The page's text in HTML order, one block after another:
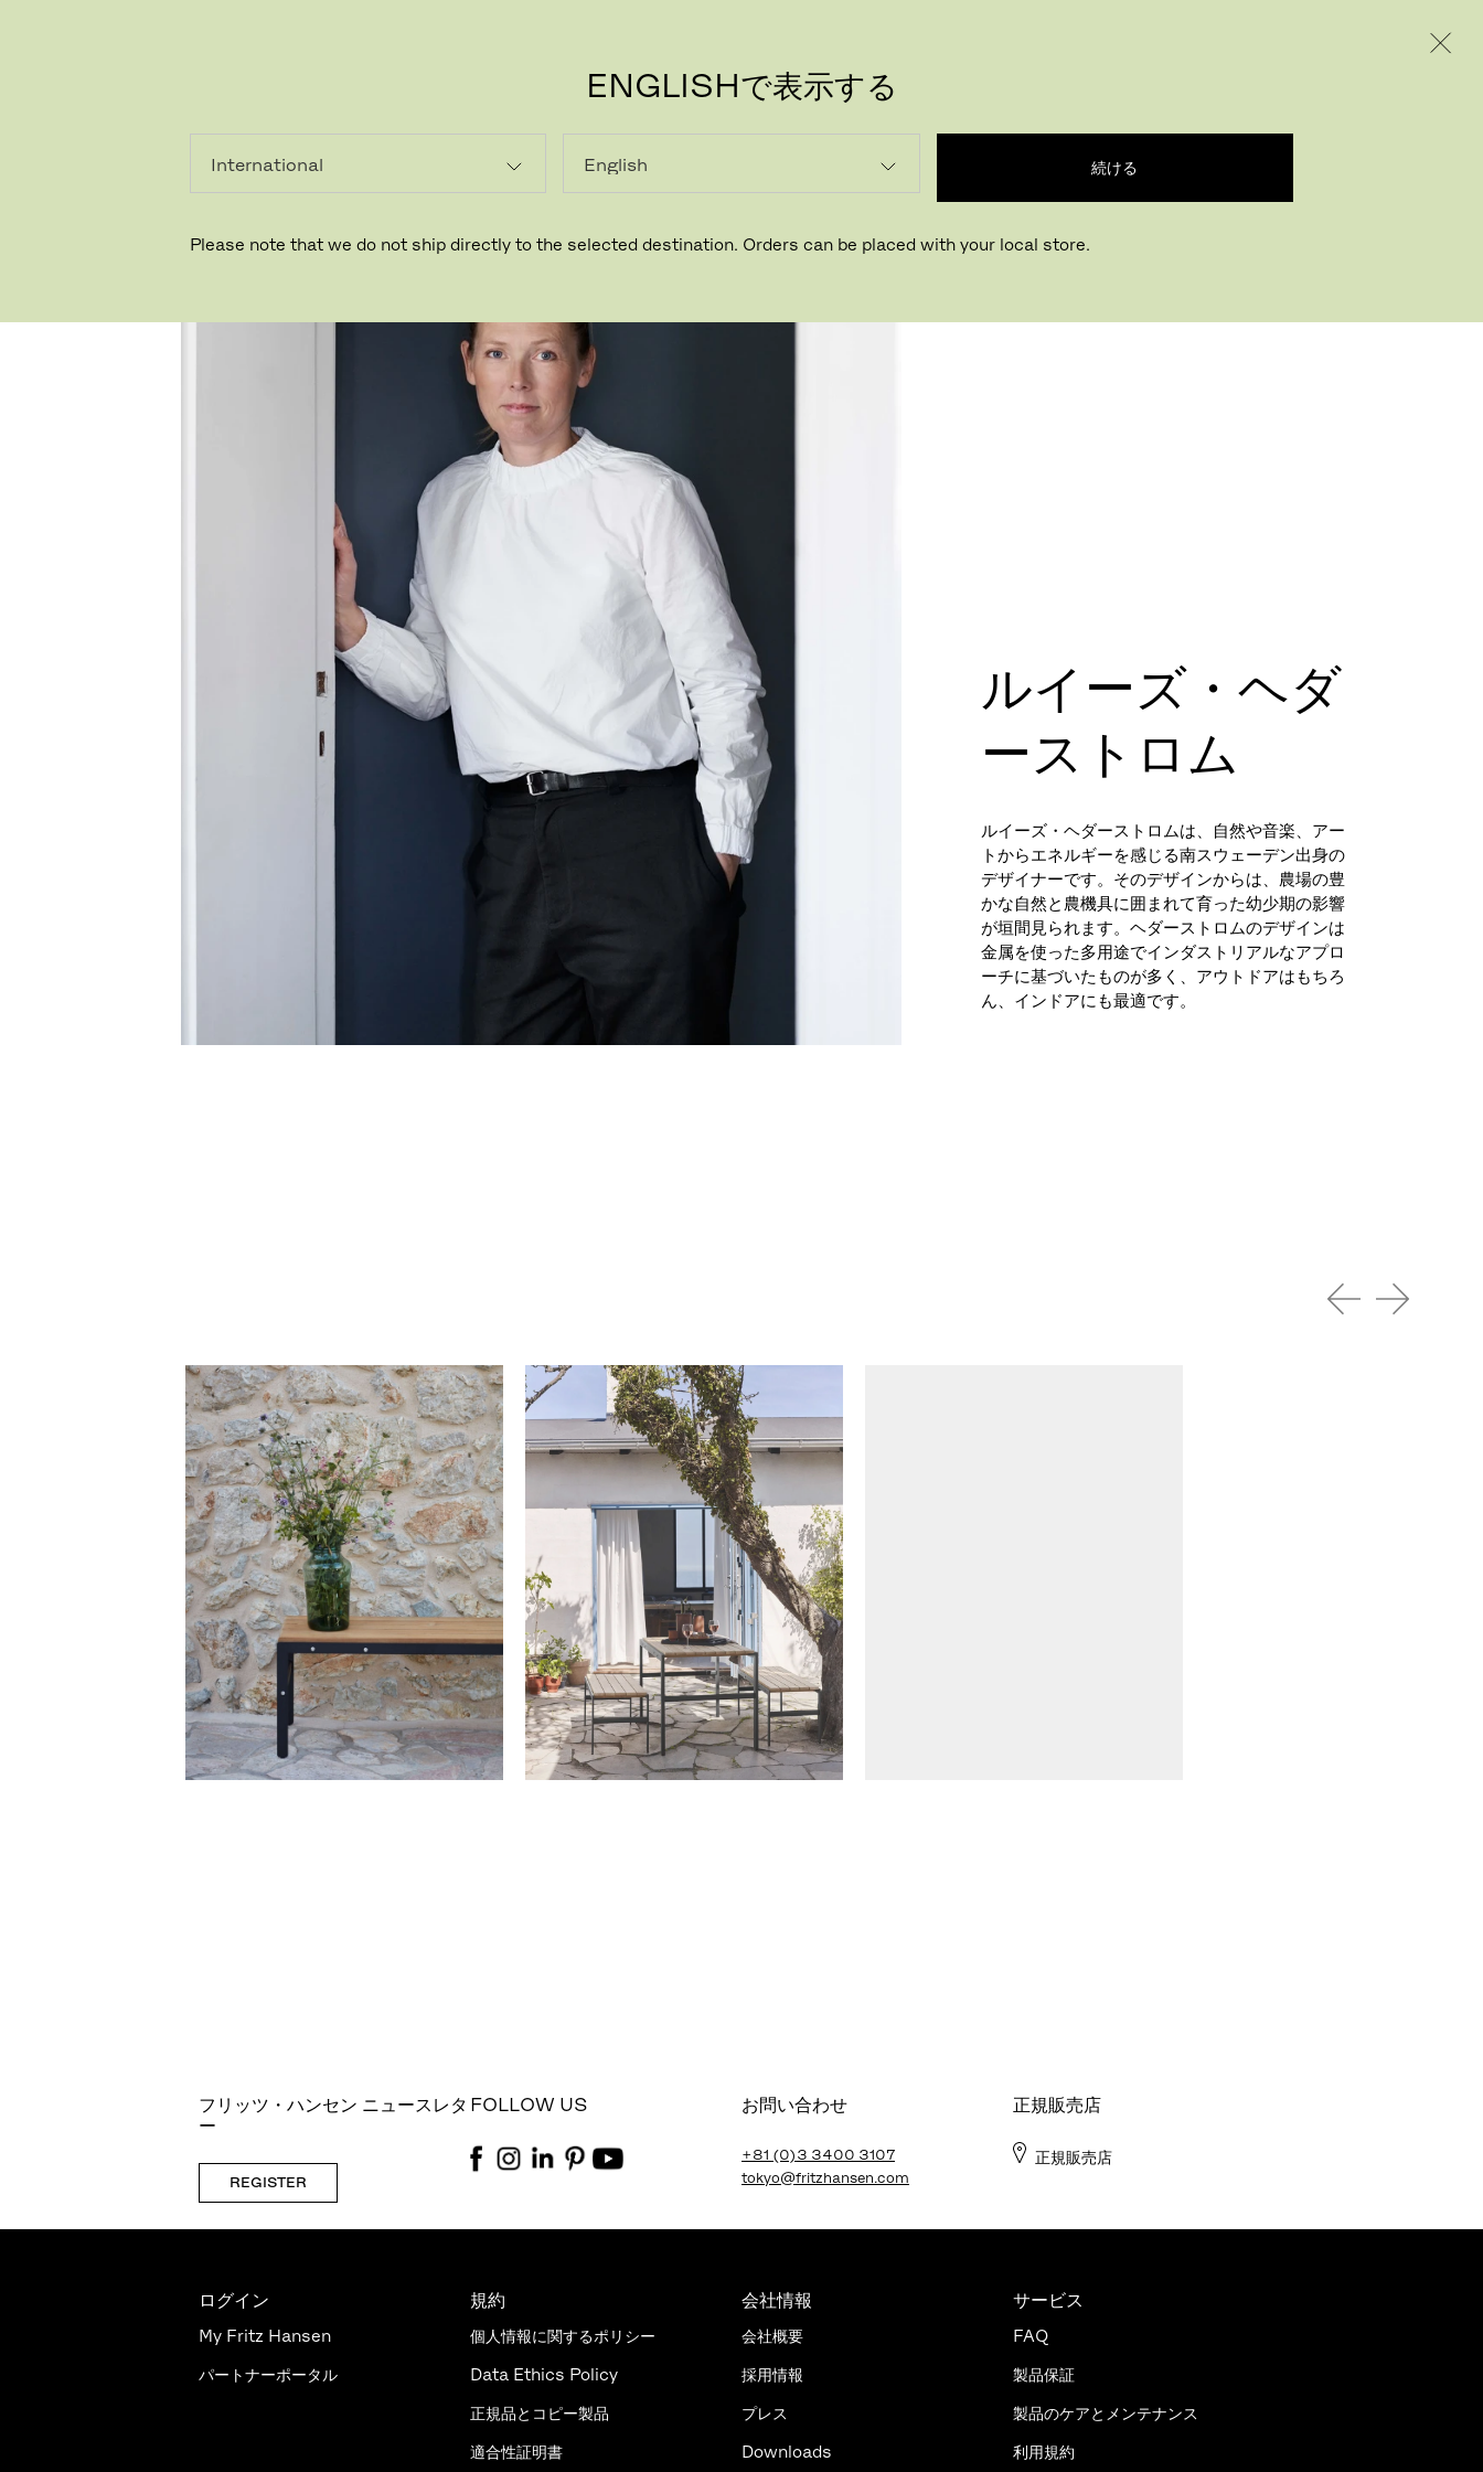
ENGLISHで表示する
続ける
Please note that we do not ship directly to the selected destination. Orders can be placed with your local store.
ルイーズ・ヘダ
ーストロム
ルイーズ・ヘダーストロムは、自然や音楽、アー
トからエネルギーを感じる南スウェーデン出身の
デザイナーです。そのデザインからは、農場の豊
かな自然と農機具に囲まれて育った幼少期の影響
が垣間見られます。ヘダーストロムのデザインは
金属を使った多用途でインダストリアルなアプロ
ーチに基づいたものが多く、アウトドアはもちろ
ん、インドアにも最適です。
フリッツ・ハンセン ニュースレタ
ー
REGISTER
FOLLOW US お問い合わせ
+81 (0)3 3400 3107
tokyo@fritzhansen.com
正規販売店
正規販売店
ログイン
My Fritz Hansen
パートナーポータル
規約
個人情報に関するポリシー
Data Ethics Policy
正規品とコピー製品
適合性証明書
会社情報
会社概要
採用情報
プレス
Downloads
サービス
FAQ
製品保証
製品のケアとメンテナンス
利用規約